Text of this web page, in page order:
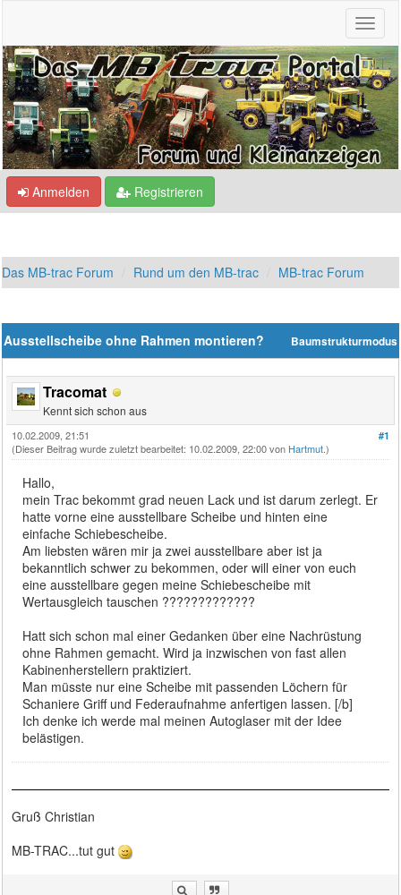
Anmelden Registrieren
Das MB-trac Forum Rund um den MB-trac MB-trac Forum
Baumstrukturmodus
Ausstellscheibe ohne Rahmen montieren?
Tracomat
Kennt sich schon aus
#1
10.02.2009, 21:51
(Dieser Beitrag wurde zuletzt bearbeitet: 10.02.2009, 22:00 von Hartmut.)
Hallo,
mein Trac bekommt grad neuen Lack und ist darum zerlegt. Er
hatte vorne eine ausstellbare Scheibe und hinten eine
einfache Schiebescheibe.
Am liebsten wären mir ja zwei ausstellbare aber ist ja
bekanntlich schwer zu bekommen, oder will einer von euch
eine ausstellbare gegen meine Schiebescheibe mit
Wertausgleich tauschen ?????????????
Hatt sich schon mal einer Gedanken über eine Nachrüstung
ohne Rahmen gemacht. Wird ja inzwischen von fast allen
Kabinenherstellern praktiziert.
Man müsste nur eine Scheibe mit passenden Löchern für
Schaniere Griff und Federaufnahme anfertigen lassen. [/b]
Ich denke ich werde mal meinen Autoglaser mit der Idee
belästigen.
Gruß Christian
MB-TRAC...tut gut